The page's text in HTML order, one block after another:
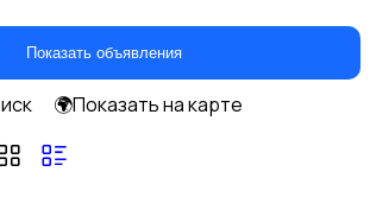
Показать объявления
🌍Показать на карте